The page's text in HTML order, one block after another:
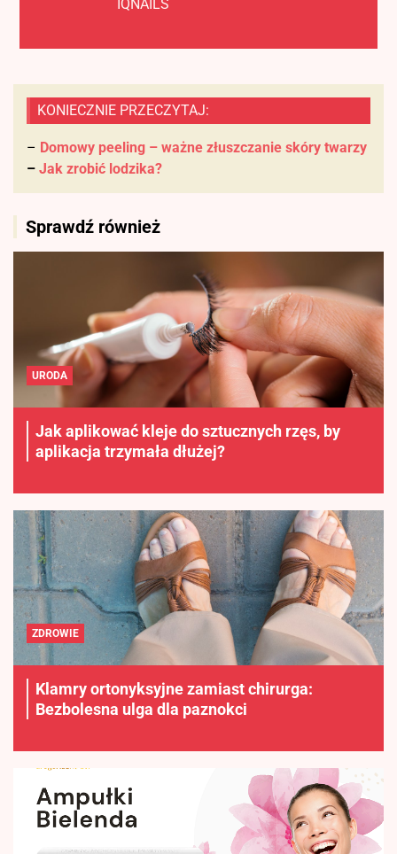
IQNAILS
KONIECZNIE PRZECZYTAJ:
– Domowy peeling – ważne złuszczanie skóry twarzy
– Jak zrobić lodzika?
Sprawdź również
URODA
Jak aplikować kleje do sztucznych rzęs, by
aplikacja trzymała dłużej?
ZDROWIE
Klamry ortonyksyjne zamiast chirurga:
Bezbolesna ulga dla paznokci